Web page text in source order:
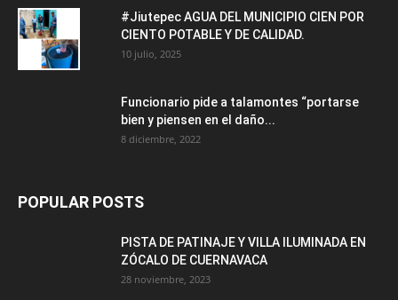
#Jiutepec AGUA DEL MUNICIPIO CIEN POR
CIENTO POTABLE Y DE CALIDAD.
10 julio, 2025
Funcionario pide a talamontes “portarse
bien y piensen en el daño...
8 diciembre, 2022
POPULAR POSTS
PISTA DE PATINAJE Y VILLA ILUMINADA EN
ZÓCALO DE CUERNAVACA
28 noviembre, 2023